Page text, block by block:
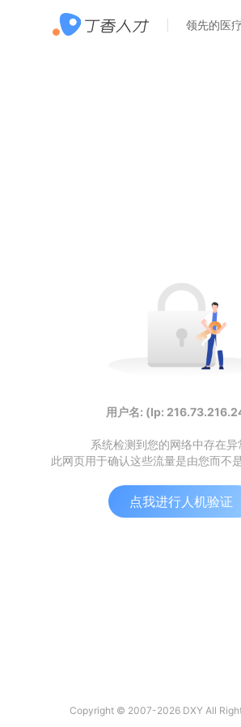
领先的医
用户名: (Ip:
系统检测到您的网络中存在异
此网页用于确认这些流量是由您而不
点我进行人机验证
Copyright © 2007-2026 DXY All